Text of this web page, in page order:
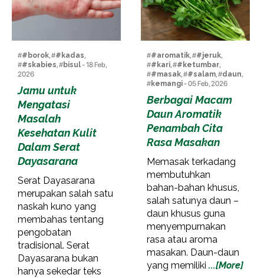
##borok, ##kadas,
##skabies, #bisul- 18 Feb,
2026
Jamu untuk
Mengatasi
Masalah
Kesehatan Kulit
Dalam Serat
Dayasarana
Serat Dayasarana
merupakan salah satu
naskah kuno yang
membahas tentang
pengobatan
tradisional. Serat
Dayasarana bukan
hanya sekedar teks
##aromatik, ##jeruk,
##kari, ##ketumbar,
##masak, ##salam, #daun,
#kemangi- 05 Feb, 2026
Berbagai Macam
Daun Aromatik
Penambah Cita
Rasa Masakan
Memasak terkadang
membutuhkan
bahan-bahan khusus,
salah satunya daun –
daun khusus guna
menyempurnakan
rasa atau aroma
masakan. Daun-daun
yang memiliki ...[More]